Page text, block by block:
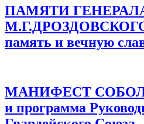
ПАМЯТИ
память и вечную
МАНИФЕСТ
и программа